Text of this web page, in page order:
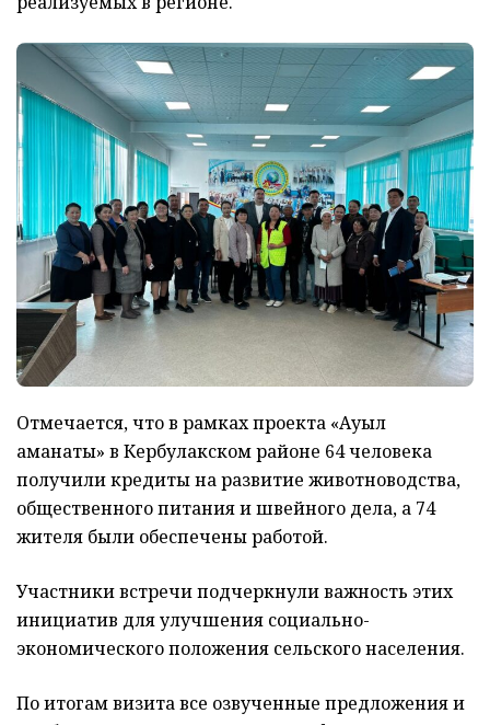
Отмечается, что в рамках проекта «Ауыл
аманаты» в Кербулакском районе 64 человека
получили кредиты на развитие животноводства,
общественного питания и швейного дела, а 74
жителя были обеспечены работой.
Участники встречи подчеркнули важность этих
инициатив для улучшения социально-
экономического положения сельского населения.
По итогам визита все озвученные предложения и